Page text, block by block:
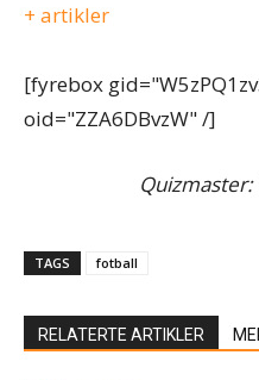
+ artikler
[fyrebox
oid="ZZA6DBvzW" /]
TAGS fotball
RELATERTE ARTIKLER